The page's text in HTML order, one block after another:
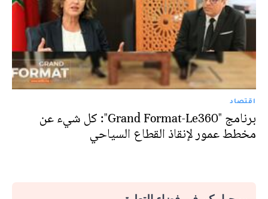
اقتصاد
برنامج "Grand Format-Le360": كل شيء عن
مخطط عمور لإنقاذ القطاع السياحي